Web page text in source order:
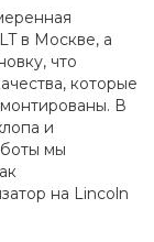
в Москве, а
что
которые
В
и
мы
на Lincoln